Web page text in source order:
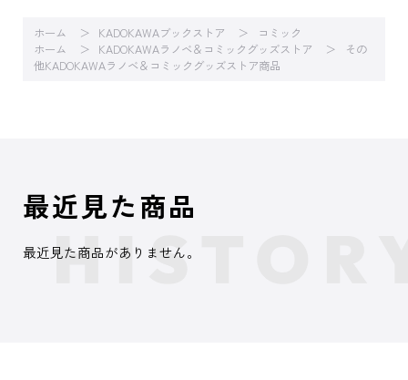
ホーム KADOKAWAブックストア
コミック
ホーム
KADOKAWAラノベ＆コミックグッズストア
その
他KADOKAWAラノベ＆コミックグッズストア商品
最近見た商品
最近見た商品がありません。